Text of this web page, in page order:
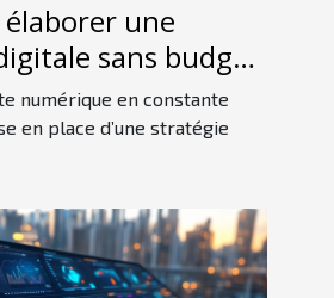
une
sans budget
?
numérique en constante
en place d’une stratégie